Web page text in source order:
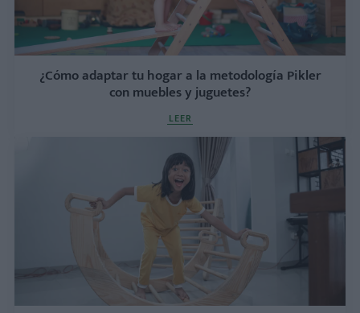
¿Cómo adaptar tu hogar a la metodología Pikler
con muebles y juguetes?
LEER